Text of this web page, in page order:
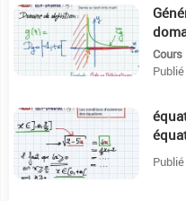
13:35
18:4